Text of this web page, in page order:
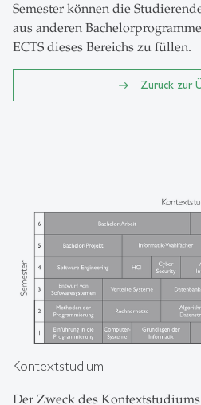
Semester können die
aus anderen
ECTS dieses Bereichs zu füllen.
Zurück zur
Kontextstudium
Der Zweck des